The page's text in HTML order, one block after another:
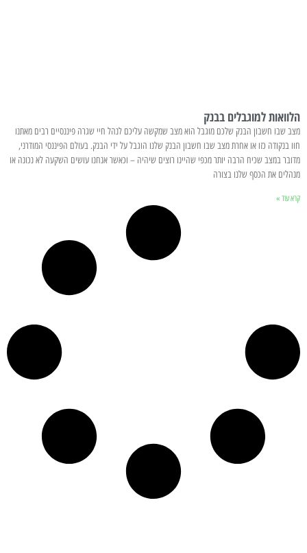
הלוואות למוגבלים בבנק
מצב שבו חשבון הבנק שלכם מוגבל הוא מצב שמקשה עליכם לנהל חיי שגרה פיננסיים רבים מאתנו
חוו בנקודה כזו או אחרת מצב שבו חשבון הבנק שלנו הוגבל על ידי הבנק. בעולם הפיננסי המודרני,
מדובר במצב שכיח הרבה יותר מכפי שהיינו רוצים שיהיה – וכאשר אנחנו עושים השקעה לא נכונה או
מנהלים את הכסף שלנו בצורה
קרא עוד »